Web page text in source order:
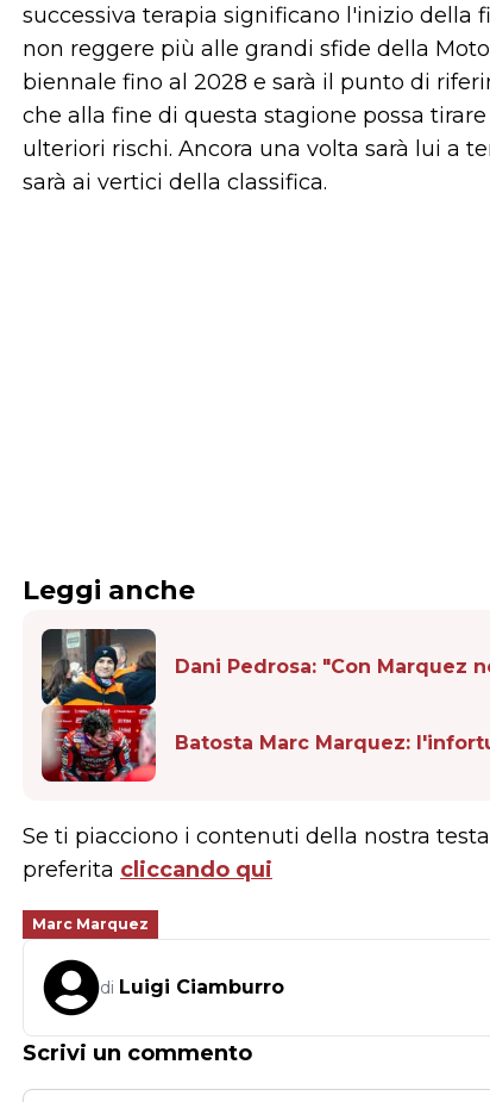
successiva terapia significano l'inizio della
non reggere più alle grandi sfide della
biennale fino al 2028 e sarà il punto di
che alla fine di questa stagione possa
ulteriori rischi. Ancora una volta sarà lui a
sarà ai vertici della classifica.
Leggi anche
Dani Pedrosa: "Con Marquez
Batosta Marc Marquez:
Se ti piacciono i contenuti della nostra
preferita cliccando qui
Marc Marquez
di Luigi Ciamburro
Scrivi un commento